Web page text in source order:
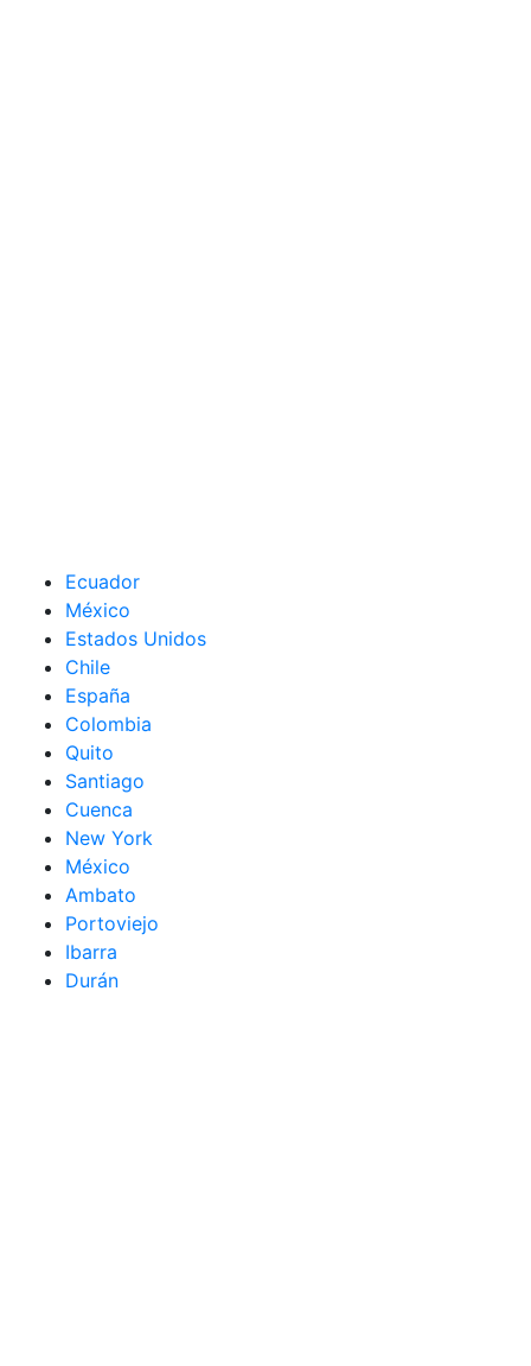
Ecuador
México
Estados Unidos
Chile
España
Colombia
Quito
Santiago
Cuenca
New York
México
Ambato
Portoviejo
Ibarra
Durán